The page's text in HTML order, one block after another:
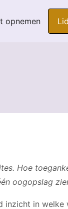
opnemen
Hoe
oogopslag
inzicht in welke